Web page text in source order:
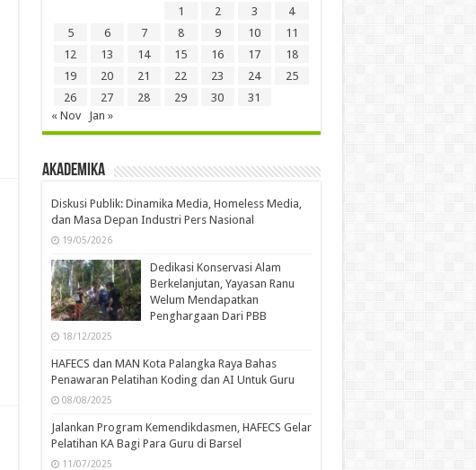
1
2 3
4
5
6 7 8 9 10
11
12
13 14 15 16 17
18
19
20 21 22 23 24
25
26
27 28 29 30
31
« Nov
Jan »
Akademika
Diskusi Publik: Dinamika Media, Homeless Media,
dan Masa Depan Industri Pers Nasional
19/05/2026
Dedikasi Konservasi Alam
Berkelanjutan, Yayasan Ranu
Welum Mendapatkan
Penghargaan Dari PBB
18/12/2025
HAFECS dan MAN Kota Palangka Raya Bahas
Penawaran Pelatihan Koding dan AI Untuk Guru
08/08/2025
Jalankan Program Kemendikdasmen, HAFECS Gelar
Pelatihan KA Bagi Para Guru di Barsel
11/07/2025